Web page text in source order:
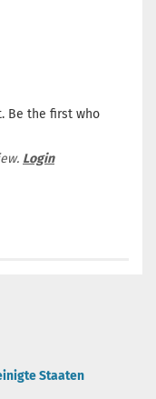
Be the first who
Login
Staaten